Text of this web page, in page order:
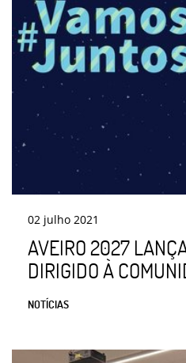
02 julho 2021
AVEIRO 2027
DIRIGIDO À
NOTÍCIAS